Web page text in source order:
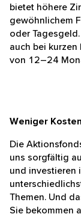
bietet höhere
gewöhnlichem
oder
auch bei kurzen
von 12–24
Weniger Kosten
Die
uns sorgfältig
und investieren
Themen. Und
Sie bekommen